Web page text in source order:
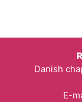
Danish
E-